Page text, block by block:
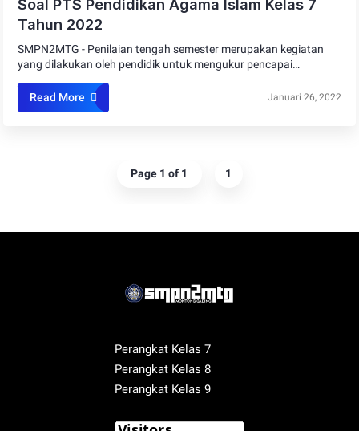
Soal PTS Pendidikan Agama Islam Kelas 7
Tahun 2022
SMPN2MTG - Penilaian tengah semester merupakan kegiatan
yang dilakukan oleh pendidik untuk mengukur pencapai…
Read More Januari 26, 2022
Page 1 of 1 1
Perangkat Kelas 7
Perangkat Kelas 8
Perangkat Kelas 9